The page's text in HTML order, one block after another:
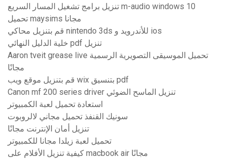
تنزيل برامج تشغيل المسار السريع m-audio windows 10
تحميل maysims مجانا
قم بتنزيل محاكي nintendo 3ds للأندرويد و ios
خلية الدليل النهائي pdf تنزيل
Aaron tveit grease live تحميل الموسيقى التصويرية الرسمية
مجانًا
قم بتنزيل موقع ويب wix بتنسيق pdf
Canon mf 200 series driver تنزيل الماسح الضوئي
استعادة تحميل لعبة الكمبيوتر
سونيك القنفذ تحميل مجاني لالروبوت
تنزيل أمان الإنترنت مجانًا
تحميل لعبة زيلدا مجانا للكمبيوتر
كيفية تنزيل الأفلام على macbook air مجانًا